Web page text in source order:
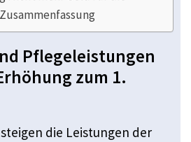
Pflegeleistungen
zum 1.
steigen die Leistungen der